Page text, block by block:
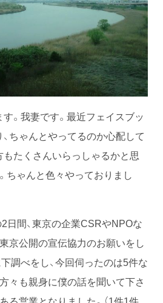
。我妻です。最近フェイスブッ
ちゃんとやってるのか心配して
たくさんいらっしゃるかと思
ちゃんと色々やっておりまし
日間、東京の企業CSRやNPOな
京公開の宣伝協力のお願いをし
調べをし、今回伺ったのは5件な
々も親身に僕の話を聞いて下さ